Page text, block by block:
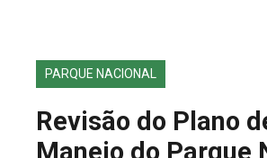
EDIÇÕES ANTERIORES
FALE CONOSCO
PARQUE NACIONAL
Revisão do Plano
Manejo do Parque